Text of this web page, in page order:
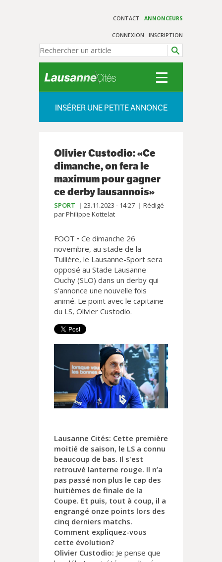
CONTACT ANNONCEURS
CONNEXION INSCRIPTION
INSÉRER UNE PETITE ANNONCE
Olivier Custodio: «Ce
dimanche, on fera le
maximum pour gagner
ce derby lausannois»
SPORT 23.11.2023 - 14:27
Rédigé
par Philippe Kottelat
FOOT • Ce dimanche 26
novembre, au stade de la
Tuilière, le Lausanne-Sport sera
opposé au Stade Lausanne
Ouchy (SLO) dans un derby qui
s’annonce une nouvelle fois
animé. Le point avec le capitaine
du LS, Olivier Custodio.
Lausanne Cités: Cette première
moitié de saison, le LS a connu
beaucoup de bas. Il s'est
retrouvé lanterne rouge. Il n’a
pas passé non plus le cap des
huitièmes de finale de la
Coupe. Et puis, tout à coup, il a
engrangé onze points lors des
cinq derniers matchs.
Comment expliquez-vous
cette évolution?
Olivier Custodio: Je pense que